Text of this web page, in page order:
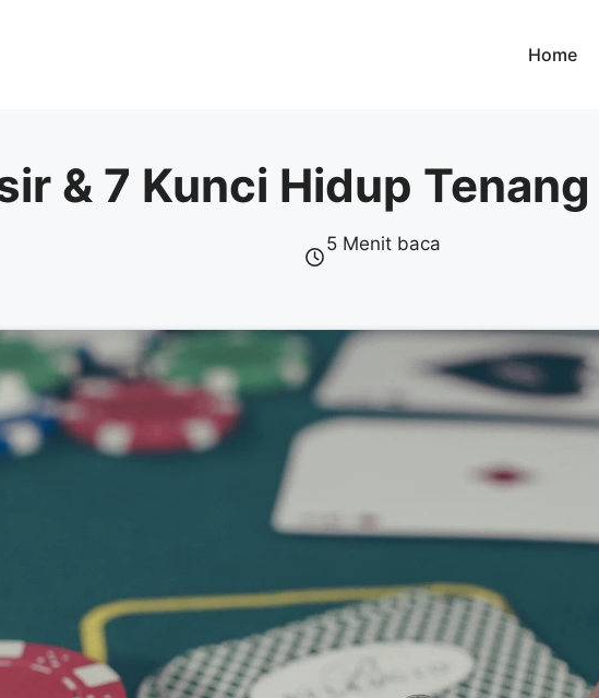
Home
& 7 Kunci Hidup
5 Menit baca